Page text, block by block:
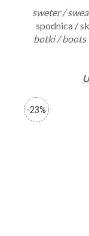
sweter /
spodnica /
botki / boots